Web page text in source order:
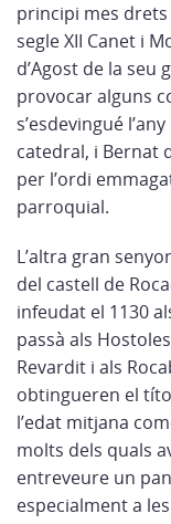
principi mes
segle XII Canet i
d’Agost de la
provocar alguns
s’esdevingué
catedral, i Bernat
per l’ordi
parroquial.
L’altra gran
del cas­tell de
infeudat el 1130
passà als
Revardit i als
obtingueren el
l’edat mitjana
molts dels quals
entreveure un
especialment a